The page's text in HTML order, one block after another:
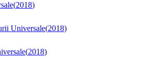
(2018)
Universale(2018)
(2018)